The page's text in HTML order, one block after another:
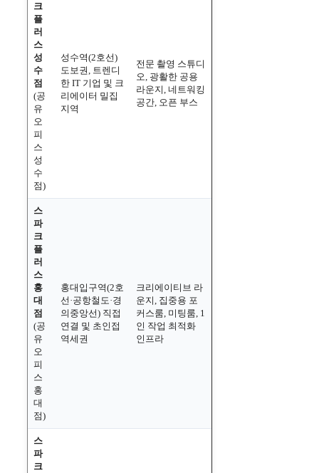
크
플
러
스
성
수
점
(공
유
오
피
스
성
수
점)
성수역(2호선)
도보권, 트렌디
한 IT 기업 및 크
리에이터 밀집
지역
전문 촬영 스튜디
오, 광활한 공용
라운지, 네트워킹
공간, 오픈 부스
스
파
크
플
러
스
홍
대
점
(공
유
오
피
스
홍
대
점)
홍대입구역(2호
선·공항철도·경
의중앙선) 직접
연결 및 초인접
역세권
크리에이티브 라
운지, 집중용 포
커스룸, 미팅룸, 1
인 작업 최적화
인프라
스
파
크